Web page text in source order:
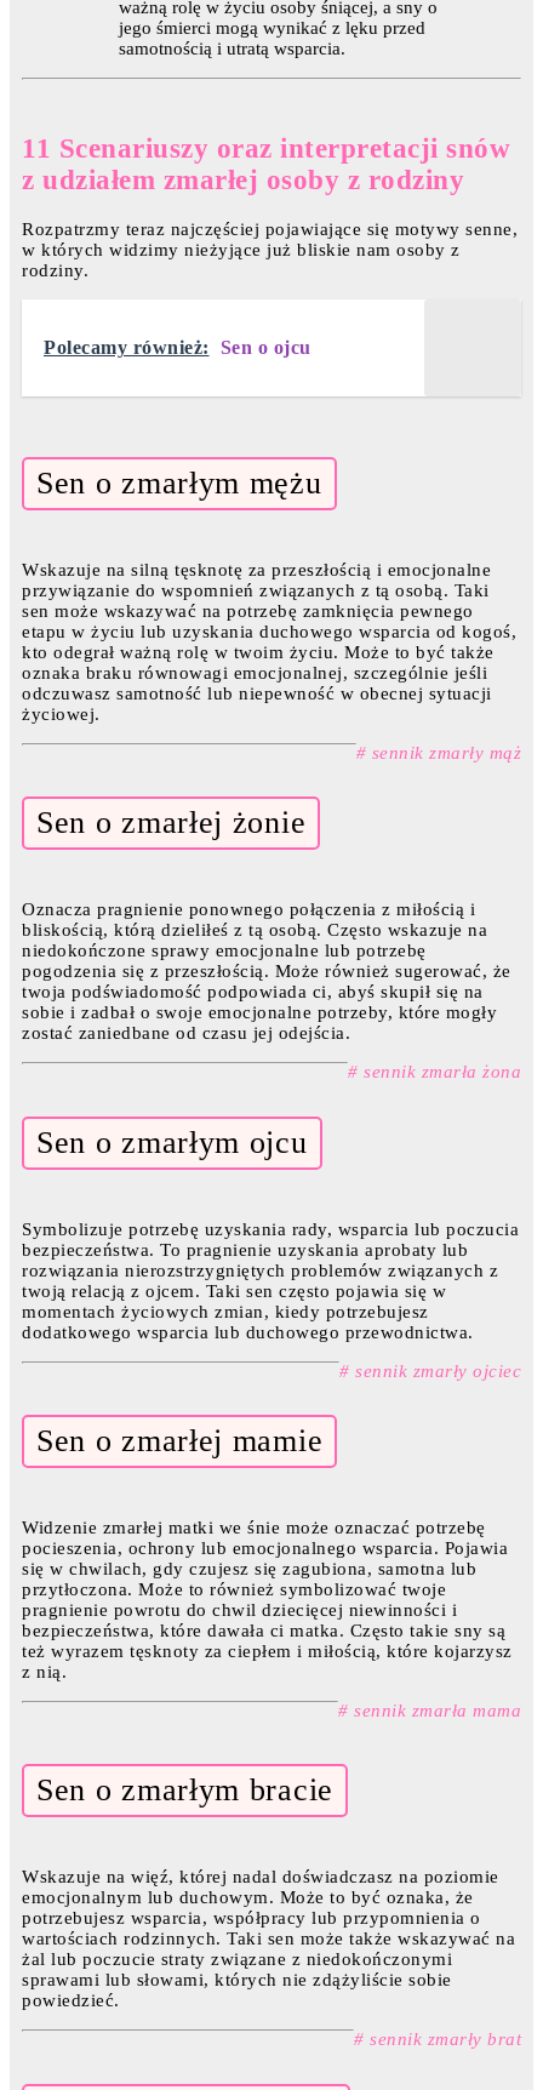
ważną rolę w życiu osoby śniącej, a sny o
jego śmierci mogą wynikać z lęku przed
samotnością i utratą wsparcia.
11 Scenariuszy oraz interpretacji snów
z udziałem zmarłej osoby z rodziny
Rozpatrzmy teraz najczęściej pojawiające się motywy senne,
w których widzimy nieżyjące już bliskie nam osoby z
rodziny.
Polecamy również: Sen o ojcu
Sen o zmarłym mężu
Wskazuje na silną tęsknotę za przeszłością i emocjonalne
przywiązanie do wspomnień związanych z tą osobą. Taki
sen może wskazywać na potrzebę zamknięcia pewnego
etapu w życiu lub uzyskania duchowego wsparcia od kogoś,
kto odegrał ważną rolę w twoim życiu. Może to być także
oznaka braku równowagi emocjonalnej, szczególnie jeśli
odczuwasz samotność lub niepewność w obecnej sytuacji
życiowej.
# sennik zmarły mąż
Sen o zmarłej żonie
Oznacza pragnienie ponownego połączenia z miłością i
bliskością, którą dzieliłeś z tą osobą. Często wskazuje na
niedokończone sprawy emocjonalne lub potrzebę
pogodzenia się z przeszłością. Może również sugerować, że
twoja podświadomość podpowiada ci, abyś skupił się na
sobie i zadbał o swoje emocjonalne potrzeby, które mogły
zostać zaniedbane od czasu jej odejścia.
# sennik zmarła żona
Sen o zmarłym ojcu
Symbolizuje potrzebę uzyskania rady, wsparcia lub poczucia
bezpieczeństwa. To pragnienie uzyskania aprobaty lub
rozwiązania nierozstrzygniętych problemów związanych z
twoją relacją z ojcem. Taki sen często pojawia się w
momentach życiowych zmian, kiedy potrzebujesz
dodatkowego wsparcia lub duchowego przewodnictwa.
# sennik zmarły ojciec
Sen o zmarłej mamie
Widzenie zmarłej matki we śnie może oznaczać potrzebę
pocieszenia, ochrony lub emocjonalnego wsparcia. Pojawia
się w chwilach, gdy czujesz się zagubiona, samotna lub
przytłoczona. Może to również symbolizować twoje
pragnienie powrotu do chwil dziecięcej niewinności i
bezpieczeństwa, które dawała ci matka. Często takie sny są
też wyrazem tęsknoty za ciepłem i miłością, które kojarzysz
z nią.
# sennik zmarła mama
Sen o zmarłym bracie
Wskazuje na więź, której nadal doświadczasz na poziomie
emocjonalnym lub duchowym. Może to być oznaka, że
potrzebujesz wsparcia, współpracy lub przypomnienia o
wartościach rodzinnych. Taki sen może także wskazywać na
żal lub poczucie straty związane z niedokończonymi
sprawami lub słowami, których nie zdążyliście sobie
powiedzieć.
# sennik zmarły brat